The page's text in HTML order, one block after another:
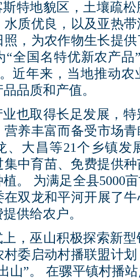
特地貌区，土壤疏
水质优良，以及亚热
照，为农作物生长提
“全国名特优新农产品
近年来，当地推动
品质和产值。
也取得长足发展，
养丰富而备受市场
、大昌等21个乡镇发
集中育苗、免费提供
。 为满足全县5000
双龙和平河开展了
供给农户。
，巫山积极探索新
村委启动村播联盟计
山”。 在骡平镇村播